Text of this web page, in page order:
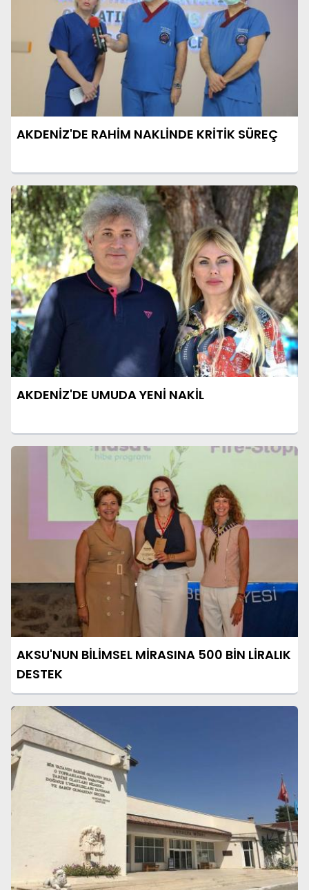
AKDENİZ'DE RAHİM NAKLİNDE KRİTİK SÜREÇ
AKDENİZ'DE UMUDA YENİ NAKİL
AKSU'NUN BİLİMSEL MİRASINA 500 BİN LİRALIK
DESTEK